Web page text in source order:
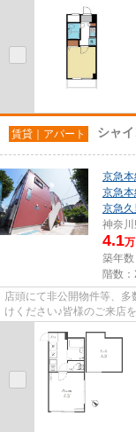
賃貸｜アパート シャ
京急本
京急本
京急
神奈
4.1
築年数
階数
店頭にて非公開物件等、
けください♪皆様のご来店